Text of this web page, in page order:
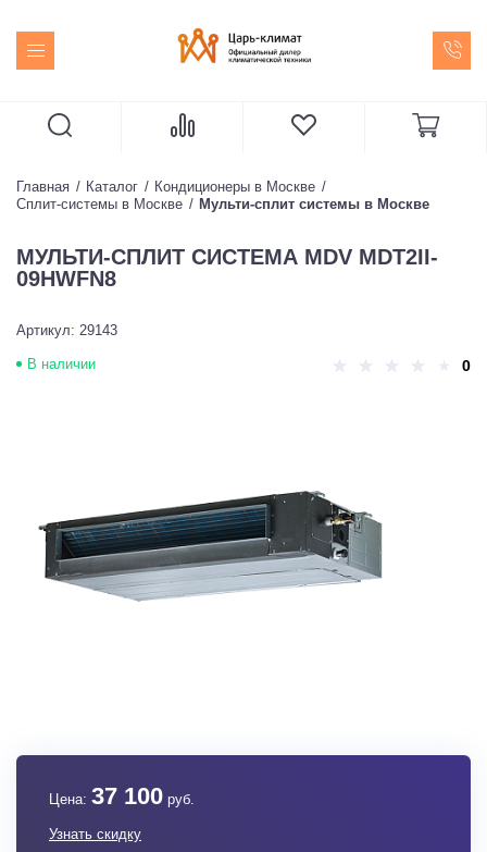
Главная Каталог
Кондиционеры в Москве
Сплит-системы в Москве
Мульти-сплит системы в Москве
МУЛЬТИ-СПЛИТ СИСТЕМА MDV MDT2II-
09HWFN8
Артикул: 29143
В наличии 0
Цена: 37 100 руб.
Узнать скидку